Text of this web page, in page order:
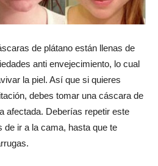
de plátano están llenas de
anti envejecimiento, lo cual
la piel. Así que si quieres
debes tomar una cáscara de
afectada. Deberías repetir este
de ir a la cama, hasta que te